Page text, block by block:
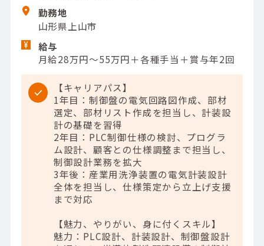
勤務地
山形県上山市
給与
月給28万円～55万円＋各種手当＋賞与年2回
【キャリアパス】
1年目：制御盤の電気回路図作成、部材
選定、部材リスト作成を担当し、計装設
計の基礎を習得
2年目：PLC制御仕様の検討、プログラ
ム設計、顧客との仕様調整まで担当し、
制御設計業務を拡大
3年後：産業用洗浄装置の電気計装設計
全体を担当し、仕様策定から立上げ支援
まで対応
【魅力、やりがい、身に付くスキル】
魅力：PLC設計、計装設計、制御盤設計